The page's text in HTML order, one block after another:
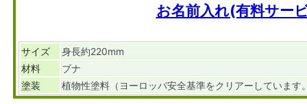
お名前入れ(有料サー
サイズ
身長約220mm
材料
ブナ
塗装
植物性塗料（ヨーロッパ安全基準をクリアーしています